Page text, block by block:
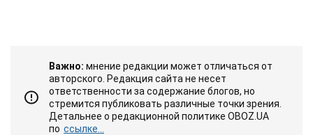
Важно: мнение редакции может отличаться от
авторского. Редакция сайта не несет
ответственности за содержание блогов, но
стремится публиковать различные точки зрения.
Детальнее о редакционной политике OBOZ.UA
по ссылке...